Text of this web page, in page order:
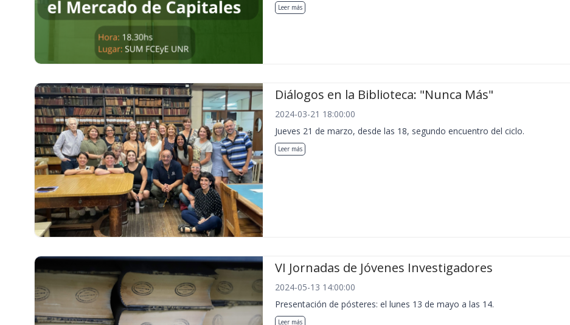
Leer más
Diálogos en la Biblioteca: "Nunca Más"
2024-03-21 18:00:00
Jueves 21 de marzo, desde las 18, segundo encuentro del ciclo.
Leer más
VI Jornadas de Jóvenes Investigadores
2024-05-13 14:00:00
Presentación de pósteres: el lunes 13 de mayo a las 14.
Leer más